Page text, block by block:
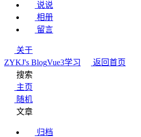
说说
相册
留言
关于
ZYKJ's BlogVue3学习
返回首页
搜索
主页
随机
文章
归档